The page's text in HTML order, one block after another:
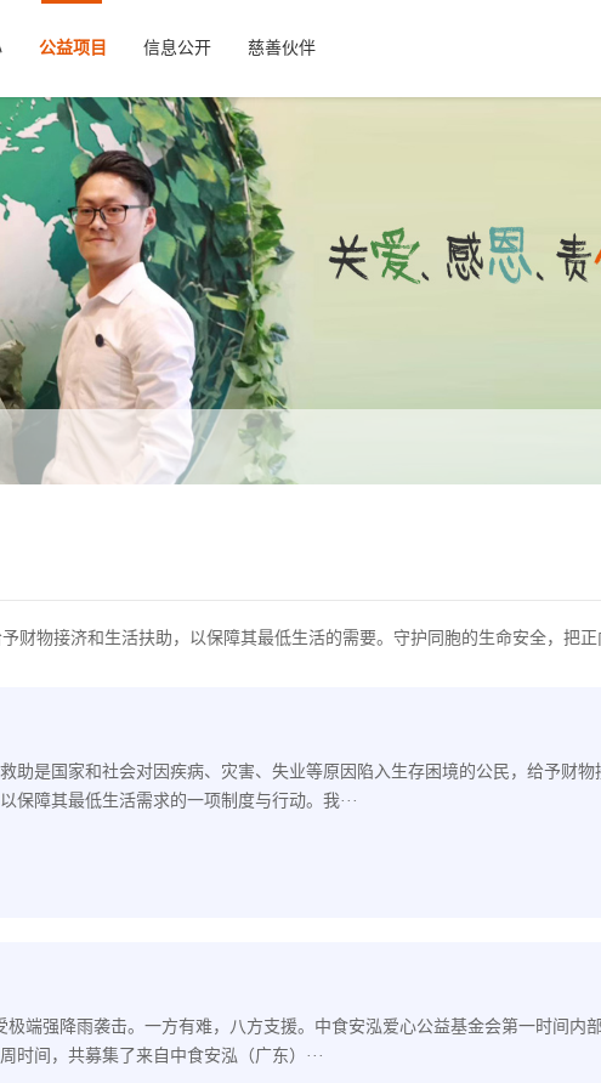
公益项目 信息公开 慈善伙伴
物接济和生活扶助，以保障其最低生活的需要。守护同胞的生命安全，把正
助是国家和社会对因疾病、灾害、失业等原因陷入生存困境的公民，给予财物
保障其最低生活需求的一项制度与行动。我···
极端强降雨袭击。一方有难，八方支援。中食安泓爱心公益基金会第一时间内
时间，共募集了来自中食安泓（广东）···